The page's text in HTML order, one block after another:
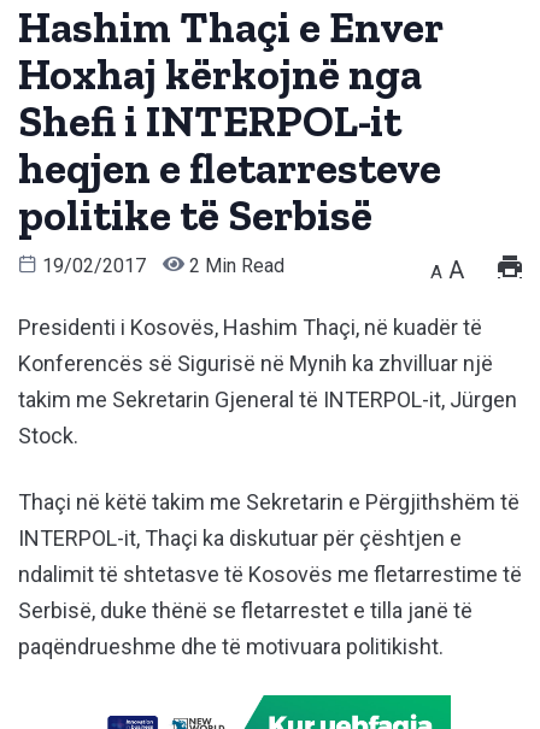
Hashim Thaçi e Enver
Hoxhaj kërkojnë nga
Shefi i INTERPOL-it
heqjen e fletarresteve
politike të Serbisë
19/02/2017 2 Min Read A A
Presidenti i Kosovës, Hashim Thaçi, në kuadër të
Konferencës së Sigurisë në Mynih ka zhvilluar një
takim me Sekretarin Gjeneral të INTERPOL-it, Jürgen
Stock.
Thaçi në këtë takim me Sekretarin e Përgjithshëm të
INTERPOL-it, Thaçi ka diskutuar për çështjen e
ndalimit të shtetasve të Kosovës me fletarrestime të
Serbisë, duke thënë se fletarrestet e tilla janë të
paqëndrueshme dhe të motivuara politikisht.